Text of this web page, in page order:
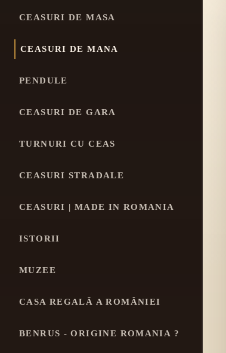
CEASURI DE MASA
CEASURI DE MANA
PENDULE
CEASURI DE GARA
TURNURI CU CEAS
CEASURI STRADALE
CEASURI | MADE IN ROMANIA
ISTORII
MUZEE
CASA REGALĂ A ROMÂNIEI
BENRUS - ORIGINE ROMANIA ?